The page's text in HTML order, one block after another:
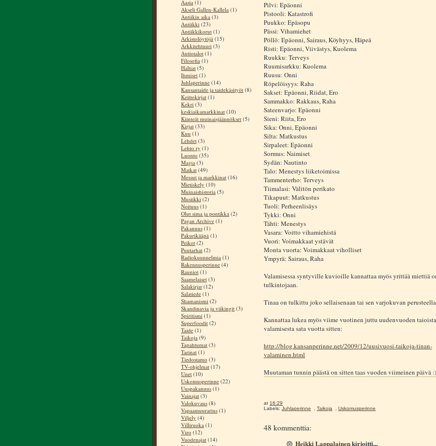
Aasia (1)
Akseli Gallen-Kallela (1)
Antiikin aika (3)
Antiikki (23)
Antiikkikorut (1)
Arkistolöytöjä (15)
Arkkitehtuuri (3)
Autiotalot (1)
Filosofia (1)
Haltiat (5)
Ihmiset (1)
Juhlaperinne (14)
Kansantaide ja taidekäsityöt (8)
Keittokirjat (1)
Kekri (3)
keskiaikamarkkinat (10)
Kiinteät muinaisjäännökset (5)
Kirjat (33)
Kuu (1)
Lehdet (3)
Lehto ry (1)
Luonto (35)
Magia (3)
Matkat (49)
Messut ja markkinat (16)
Mietiskely (10)
Muinaishistoria (5)
Musiikki (2)
Noituus (1)
Olut sima ja pontikka (2)
Pagan Archive (1)
Pakanuus (1)
Pakurikääpä (1)
Peikot (2)
Puutarhat (2)
Radiokuunnelmia (1)
Rakennusperinne (4)
Rauniot (1)
Saamelaiset (3)
Salakirjat (12)
Salatiede (1)
Shamanismi (2)
Skandinavia ja viikingit (3)
Spiritismi (1)
Superfoodit (2)
Taide (1)
Taikoja (9)
Tapahtumat (3)
Tarinat (1)
Tiedostamo (3)
TV-ohjelmat (17)
Unet (10)
Uskomusperinne (22)
Uuspakanuus (1)
Vainajat (3)
Valokuvaus (8)
Vapaamuurarius (1)
Viljely (4)
Villiruoka (1)
Viro (12)
Vuodenajat (14)
Pilvi: Epäonni
Pistooli: Katastrofi
Puukko: Epäsopu
Pässi: Vihamiehet
Pöllö: Epäonni, Sairaus, Köyhyys, Häpeä
Risti: Epäonni, Viivästys, Kuolema
Ruukku: Terveys
Ruumisarkku: Kuolema
Ruusu: Onni
Röpelöisyys: Raha
Sakset: Epäonni, Riidat, Ero
Sammakko: Rakkaus, Raha
Sateenvarjo: Epäonni
Sieni: Riita, Ero
Sika: Onni, Epäonni
Silta: Matkustus
Sirpaleet: Epäonni
Sormus: Naimiset
Sydän: Nautinto
Talo: Menestys liiketoimissa
Tammenterho: Terveys
Tiimalasi: Välitön perikato
Tikapuut: Matkustus
Tuoli: Perheenlisäys
Tykki: Onni
Tähti: Menestys
Vasara: Voitto vihamiehistä
Vuori: Voimakkaat ystävät
Monta vuorta: Voimakkaat viholliset
Ympyrä: Sairaus, Raha
Valamisessa syntyville kuvioille kannattaa myös yrittää miettiä
tulkintojaan.
Tinaa on tulkittu joko sellaisenaan tai sen varjokuvan
Kannattaa lukea myös viime vuotinen juttu uudenvuoden
valamisesta sata vuotta sitten:
http://blog.kansanperinne.net/2009/12/uusivuosi-taikoja-tinan-
valaminen.html
Muutaman tunnin päästä on sitten taas vuoden viimeinen päivä :)
at 16:29
Labels: Juhlaperinne Taikoja Uskomusperinne
48 kommenttia:
Heikki Lappalainenkirjoitti...